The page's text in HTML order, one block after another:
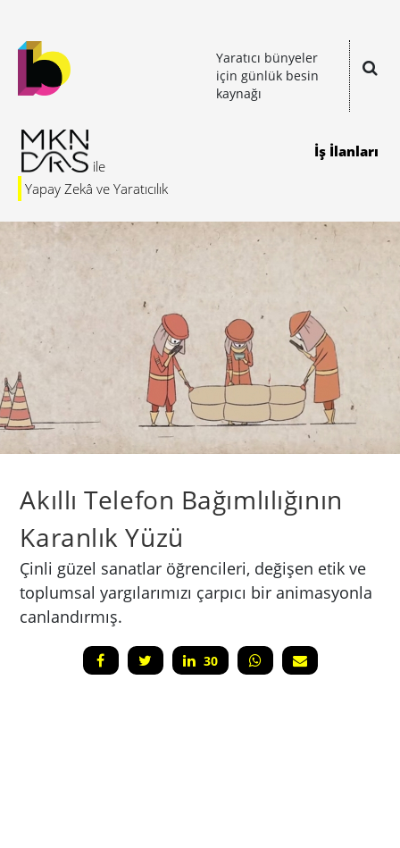
Yaratıcı bünyeler
için günlük besin
kaynağı
Yapay Zekâ ve Yaratıcılık
İş İlanları
Akıllı Telefon Bağımlılığının
Karanlık Yüzü
Çinli güzel sanatlar öğrencileri, değişen etik ve
toplumsal yargılarımızı çarpıcı bir animasyonla
canlandırmış.
30